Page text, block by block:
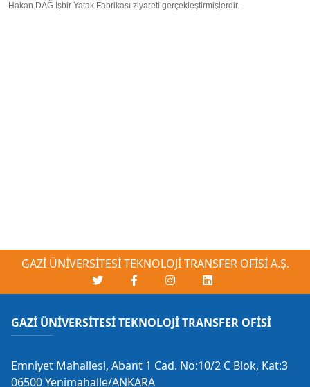
Hakan DAĞ İşbir Yatak Fabrikası ziyareti gerçekleştirmişlerdir.
GAZİ ÜNİVERSİTESİ TEKNOLOJİ TRANSFER OFİSİ A.Ş.
GAZİ ÜNİVERSİTESİ TEKNOLOJİ TRANSFER OFİSİ
Emniyet Mahallesi, Abant 1 Cad. No:10/2 C Blok, Kat:3
06500 Yenimahalle/ANKARA